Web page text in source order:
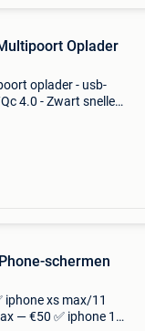
Oplader
oplader - usb-
4.0 - Zwart snelle
schermen
xs max/11
— €50 ✅ iphone 12